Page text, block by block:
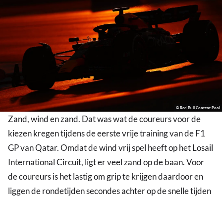
© Red Bull Content Pool
Zand, wind en zand. Dat was wat de coureurs voor de
kiezen kregen tijdens de eerste vrije training van de F1
GP van Qatar. Omdat de wind vrij spel heeft op het Losail
International Circuit, ligt er veel zand op de baan. Voor
de coureurs is het lastig om grip te krijgen daardoor en
liggen de rondetijden secondes achter op de snelle tijden